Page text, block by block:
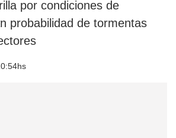
por condiciones de
probabilidad de tormentas